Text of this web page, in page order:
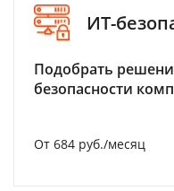
ИТ-
Подобрать
безопасности
От 684 руб./месяц